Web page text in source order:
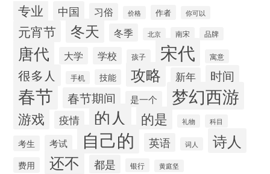
专业 中国 习俗 价格 作者 你可以
元宵节 冬天 冬季 北京 南宋 品牌
唐代 大学 学校 孩子 宋代 寓意
很多人 手机 技能 攻略 新年 时间
春节 春节期间 是一个 梦幻西游
游戏 疫情 的人 的是 礼物 科目
考生 考试 自己的 英语 词人 诗人
费用 还不 都是 银行 黄庭坚